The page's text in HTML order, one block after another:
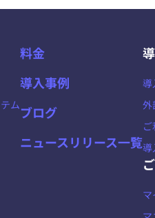
ム
料金
導入事例
ブログ
ニュースリリース一覧
導
外
導
マ